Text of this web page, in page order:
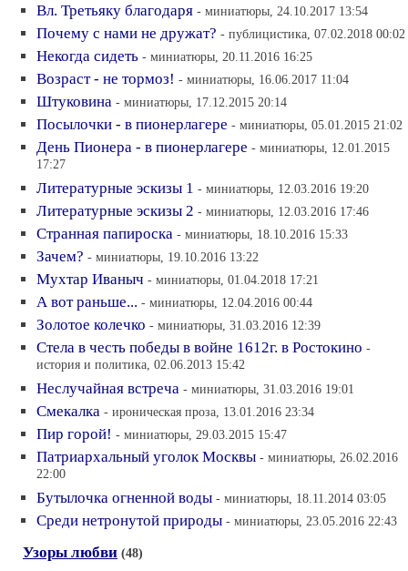
Вл. Третьяку благодаря - миниатюры, 24.10.2017 13:54
Почему с нами не дружат? - публицистика, 07.02.2018 00:02
Некогда сидеть - миниатюры, 20.11.2016 16:25
Возраст - не тормоз! - миниатюры, 16.06.2017 11:04
Штуковина - миниатюры, 17.12.2015 20:14
Посылочки - в пионерлагере - миниатюры, 05.01.2015 21:02
День Пионера - в пионерлагере - миниатюры, 12.01.2015
17:27
Литературные эскизы 1 - миниатюры, 12.03.2016 19:20
Литературные эскизы 2 - миниатюры, 12.03.2016 17:46
Странная папироска - миниатюры, 18.10.2016 15:33
Зачем? - миниатюры, 19.10.2016 13:22
Мухтар Иваныч - миниатюры, 01.04.2018 17:21
А вот раньше... - миниатюры, 12.04.2016 00:44
Золотое колечко - миниатюры, 31.03.2016 12:39
Стела в честь победы в войне 1612г. в Ростокино -
история и политика, 02.06.2013 15:42
Неслучайная встреча - миниатюры, 31.03.2016 19:01
Смекалка - ироническая проза, 13.01.2016 23:34
Пир горой! - миниатюры, 29.03.2015 15:47
Патриархальный уголок Москвы - миниатюры, 26.02.2016
22:00
Бутылочка огненной воды - миниатюры, 18.11.2014 03:05
Среди нетронутой природы - миниатюры, 23.05.2016 22:43
Узоры любви (48)